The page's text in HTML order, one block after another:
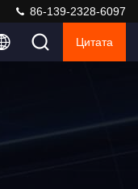
86-139-2328-6097
Цитата